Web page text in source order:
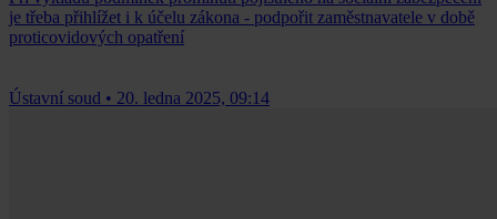
je třeba přihlížet i k účelu zákona - podpořit zaměstnavatele v době
proticovidových opatření
Ústavní soud • 20. ledna 2025, 09:14